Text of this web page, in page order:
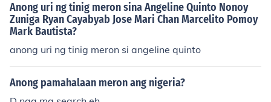
Anong uri ng tinig meron sina Angeline Quinto Nonoy
Zuniga Ryan Cayabyab Jose Mari Chan Marcelito Pomoy
Mark Bautista?
anong uri ng tinig meron si angeline quinto
Anong pamahalaan meron ang nigeria?